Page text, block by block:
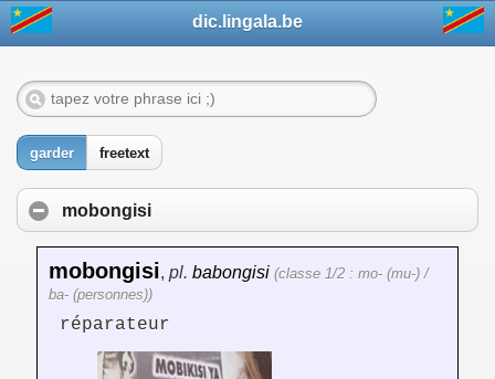
dic.lingala.be
garder freetext
mobongisi
mobongisi, pl. babongisi (classe 1/2 : mo- (mu-) /
ba- (personnes))
réparateur